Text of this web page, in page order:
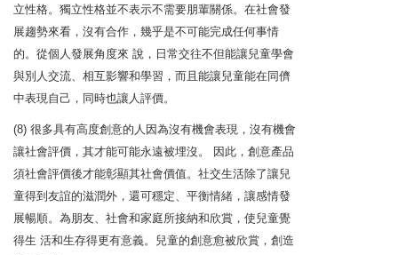
立性格。獨立性格並不表示不需要朋輩關係。在社會發
展趨勢來看，沒有合作，幾乎是不可能完成任何事情
的。從個人發展角度來 說，日常交往不但能讓兒童學會
與別人交流、相互影響和學習，而且能讓兒童能在同儕
中表現自己，同時也讓人評價。
(8) 很多具有高度創意的人因為沒有機會表現，沒有機會
讓社會評價，其才能可能永遠被埋沒。 因此，創意產品
須社會評價後才能彰顯其社會價值。社交生活除了讓兒
童得到友誼的滋潤外，還可穩定、平衡情緒，讓感情發
展暢順。為朋友、社會和家庭所接納和欣賞，使兒童覺
得生 活和生存得更有意義。兒童的創意愈被欣賞，創造